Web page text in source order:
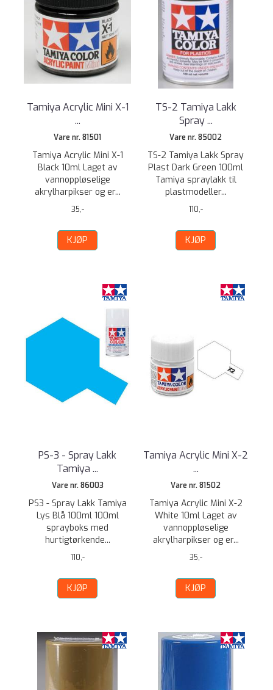
Tamiya Acrylic Mini X-1
...
Vare nr. 81501
Tamiya Acrylic Mini X-1
Black 10ml Laget av
vannoppløselige
akrylharpikser og er...
35,-
KJØP
TS-2 Tamiya Lakk
Spray ...
Vare nr. 85002
TS-2 Tamiya Lakk Spray
Plast Dark Green 100ml
Tamiya spraylakk til
plastmodeller...
110,-
KJØP
PS-3 - Spray Lakk
Tamiya ...
Vare nr. 86003
PS3 - Spray Lakk Tamiya
Lys Blå 100ml 100ml
sprayboks med
hurtigtørkende...
110,-
KJØP
Tamiya Acrylic Mini X-2
...
Vare nr. 81502
Tamiya Acrylic Mini X-2
White 10ml Laget av
vannoppløselige
akrylharpikser og er...
35,-
KJØP